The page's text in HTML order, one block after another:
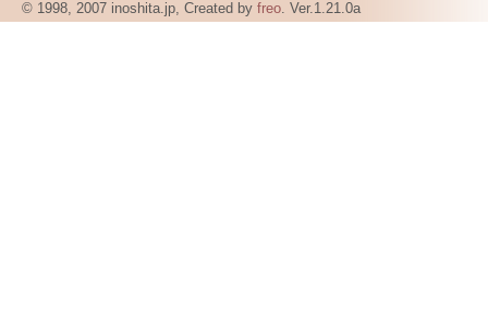
© 1998, 2007 inoshita.jp, Created by freo. Ver.1.21.0a